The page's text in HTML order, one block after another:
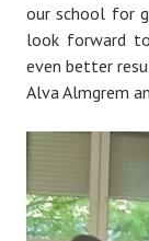
our school for
look forward
even better
Alva Almgrem